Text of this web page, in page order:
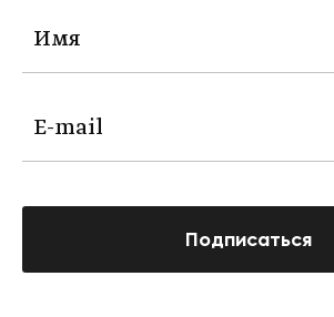
Подписаться